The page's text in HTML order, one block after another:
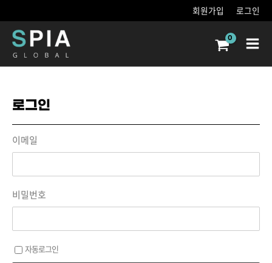
건너뛰기
회원가입 로그인
Menu
로그인
이메일
비밀번호
자동로그인